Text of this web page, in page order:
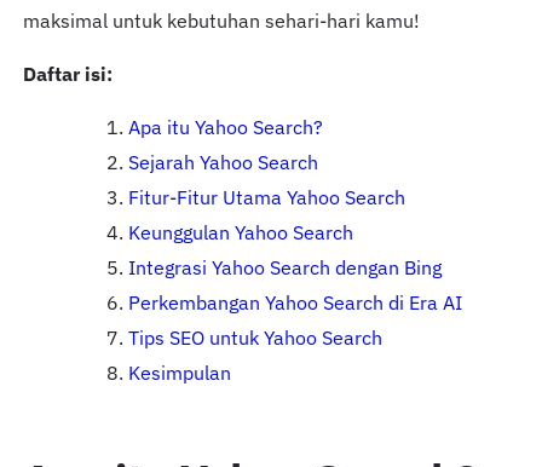
maksimal untuk kebutuhan sehari-hari kamu!
Daftar isi:
Apa itu Yahoo Search?
Sejarah Yahoo Search
Fitur-Fitur Utama Yahoo Search
Keunggulan Yahoo Search
Integrasi Yahoo Search dengan Bing
Perkembangan Yahoo Search di Era AI
Tips SEO untuk Yahoo Search
Kesimpulan